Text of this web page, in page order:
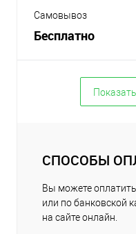
Самовывоз
Бесплатно
СПОСОБЫ
Вы можете
или по банковской
на сайте онлайн.